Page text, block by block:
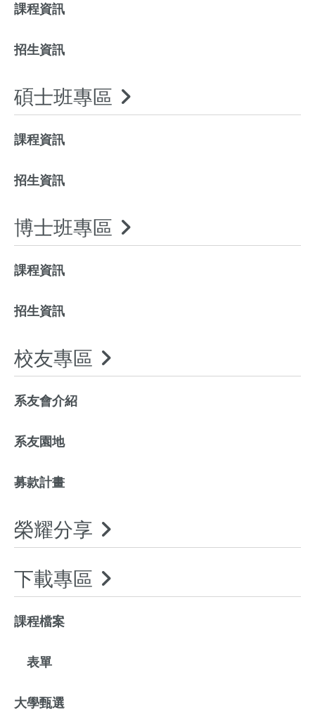
課程資訊
招生資訊
碩士班專區
課程資訊
招生資訊
博士班專區
課程資訊
招生資訊
校友專區
系友會介紹
系友園地
募款計畫
榮耀分享
下載專區
課程檔案
表單
大學甄選